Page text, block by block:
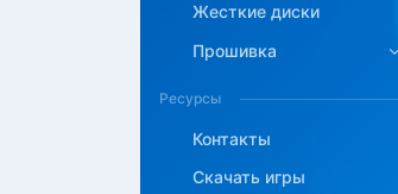
Жесткие диски
Прошивка
Ресурсы
Контакты
Скачать игры